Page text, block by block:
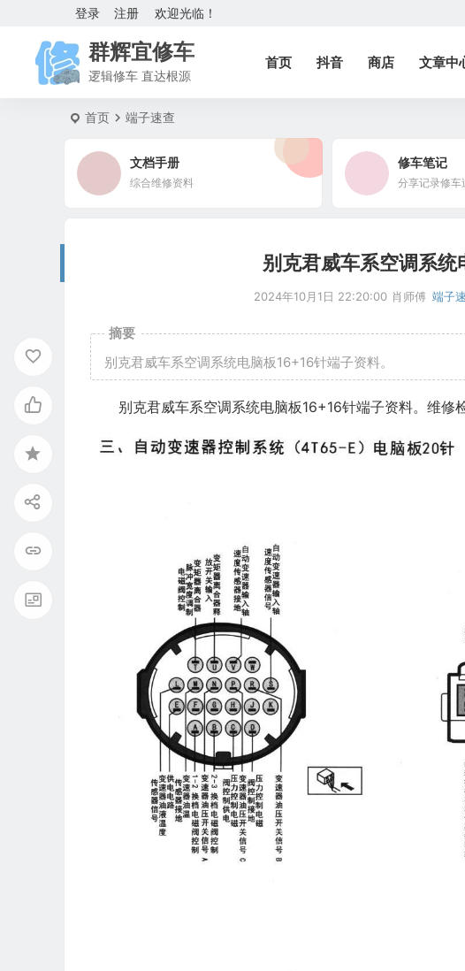
欢迎光临！
登录 注册
群辉宜修车
逻辑修车 直达根源
首页 抖音 商店 文章中
首页 端子速查
文档手册
综合维修资料
修车笔记
分享记录修车
别克君威车系空调系
2024年10月1日 22:20:00 肖师傅 端子
摘要
别克君威车系空调系统电脑板16+16针端子资料。
别克君威车系空调系统电脑板16+16针端子资料。维修